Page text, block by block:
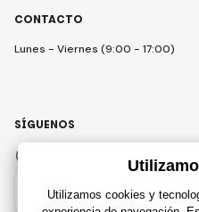
CONTACTO
Lunes - Viernes (9:00 - 17:00)
Spain
SÍGUENOS
Instagram